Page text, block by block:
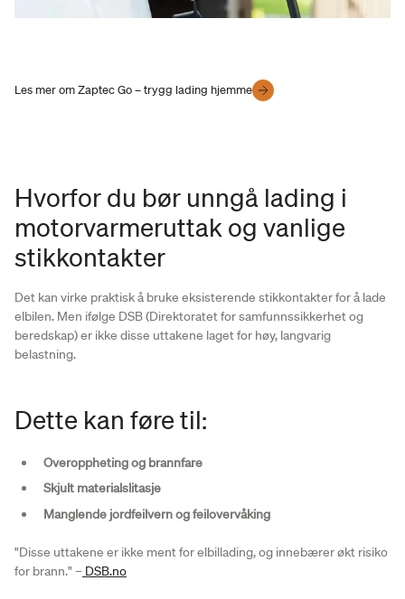
Les mer om Zaptec Go – trygg lading hjemme
Hvorfor du bør unngå lading i
motorvarmeruttak og vanlige
stikkontakter
Det kan virke praktisk å bruke eksisterende stikkontakter for å lade
elbilen. Men ifølge DSB (Direktoratet for samfunnssikkerhet og
beredskap) er ikke disse uttakene laget for høy, langvarig
belastning.
Dette kan føre til:
Overoppheting og brannfare
Skjult materialslitasje
Manglende jordfeilvern og feilovervåking
"Disse uttakene er ikke ment for elbillading, og innebærer økt risiko
for brann." – DSB.no